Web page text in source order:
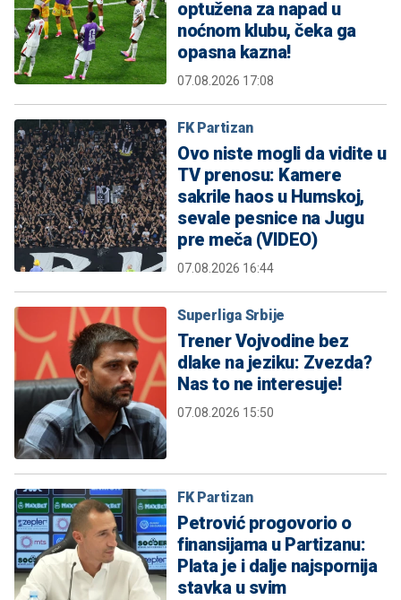
optužena za napad u
noćnom klubu, čeka ga
opasna kazna!
07.08.2026 17:08
FK Partizan
Ovo niste mogli da vidite u
TV prenosu: Kamere
sakrile haos u Humskoj,
sevale pesnice na Jugu
pre meča (VIDEO)
07.08.2026 16:44
Superliga Srbije
Trener Vojvodine bez
dlake na jeziku: Zvezda?
Nas to ne interesuje!
07.08.2026 15:50
FK Partizan
Petrović progovorio o
finansijama u Partizanu:
Plata je i dalje najspornija
stavka u svim